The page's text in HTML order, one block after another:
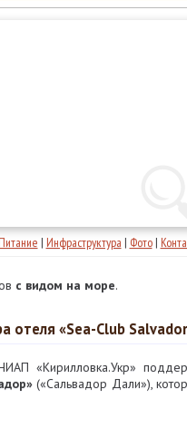
Питание | Инфраструктура | Фото|
с видом на море.
отеля «Sea-Club
«Кирилловка.Укр»
(«Сальвадор Дали»),